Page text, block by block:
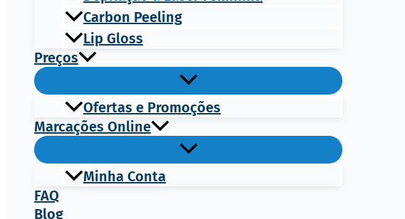
Carbon Peeling
Lip Gloss
Preços
Ofertas e Promoções
Marcações Online
Minha Conta
FAQ
Blog